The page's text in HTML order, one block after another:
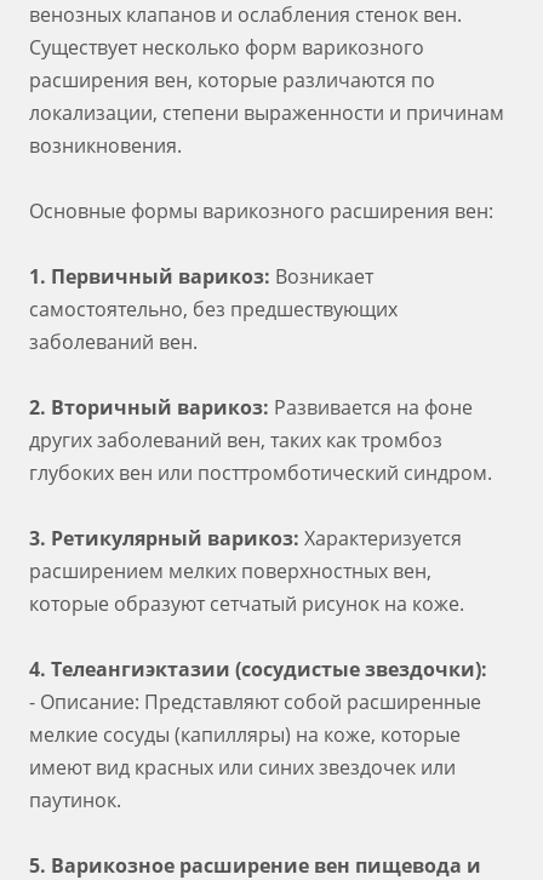
венозных клапанов и ослабления стенок вен.
Существует несколько форм варикозного
расширения вен, которые различаются по
локализации, степени выраженности и причинам
возникновения.
Основные формы варикозного расширения вен:
1. Первичный варикоз: Возникает
самостоятельно, без предшествующих
заболеваний вен.
2. Вторичный варикоз: Развивается на фоне
других заболеваний вен, таких как тромбоз
глубоких вен или посттромботический синдром.
3. Ретикулярный варикоз: Характеризуется
расширением мелких поверхностных вен,
которые образуют сетчатый рисунок на коже.
4. Телеангиэктазии (сосудистые звездочки):
- Описание: Представляют собой расширенные
мелкие сосуды (капилляры) на коже, которые
имеют вид красных или синих звездочек или
паутинок.
5. Варикозное расширение вен пищевода и